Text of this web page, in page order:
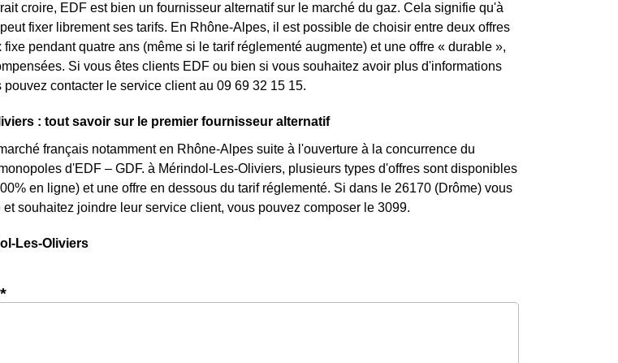
croire, EDF est bien un fournisseur alternatif sur le marché du gaz. Cela signifie qu'à
fixer librement ses tarifs. En Rhône-Alpes, il est possible de choisir entre deux offres
pendant quatre ans (même si le tarif réglementé augmente) et une offre « durable »,
Si vous êtes clients EDF ou bien si vous souhaitez avoir plus d'informations
contacter le service client au 09 69 32 15 15.
: tout savoir sur le premier fournisseur alternatif
français notamment en Rhône-Alpes suite à l'ouverture à la concurrence du
d'EDF – GDF. à Mérindol-Les-Oliviers, plusieurs types d'offres sont disponibles
en ligne) et une offre en dessous du tarif réglementé. Si dans le 26170 (Drôme) vous
souhaitez joindre leur service client, vous pouvez composer le 3099.
Les-Oliviers